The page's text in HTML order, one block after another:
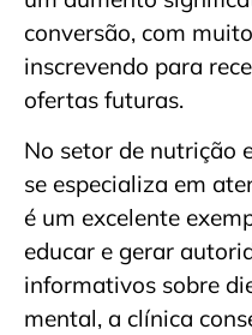
conversão, com
inscrevendo para
ofertas futuras.
No setor de nutrição
se especializa em
é um excelente
educar e gerar
informativos sobre
mental, a clínica